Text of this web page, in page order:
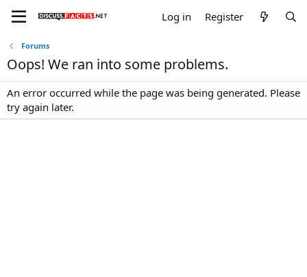
Log in Register
Forums
Oops! We ran into some problems.
An error occurred while the page was being generated. Please
try again later.